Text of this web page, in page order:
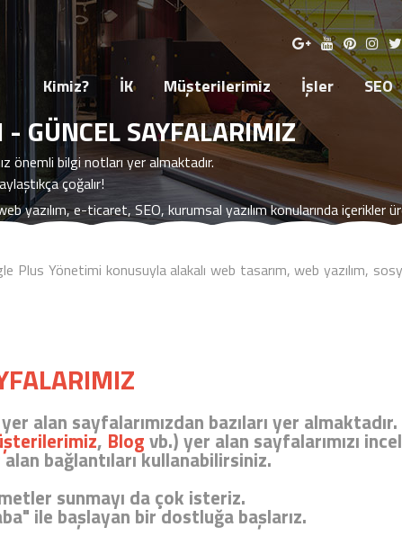
İK MARKALARIMIZ BLOG İLETİŞİM
Kimiz? İK Müşterilerimiz İşler SEO
GÜNCEL SAYFALARIMIZ
önemli bilgi notları yer almaktadır.
çoğalır!
yazılım, e-ticaret, SEO, kurumsal yazılım konularında içerikler
Plus Yönetimi konusuyla alakalı web tasarım, web yazılım,
alan sayfalarımızdan bazıları yer almaktadır.
, Blogvb.) yer alan sayfalarımızı
bağlantıları kullanabilirsiniz.
sunmayı da çok isteriz.
ile başlayan bir dostluğa başlarız.